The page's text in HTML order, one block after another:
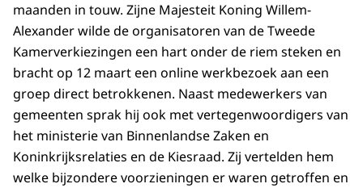
maanden in touw. Zijne Majesteit Koning Willem-
Alexander wilde de organisatoren van de Tweede
Kamerverkiezingen een hart onder de riem steken en
bracht op 12 maart een online werkbezoek aan een
groep direct betrokkenen. Naast medewerkers van
gemeenten sprak hij ook met vertegenwoordigers van
het ministerie van Binnenlandse Zaken en
Koninkrijksrelaties en de Kiesraad. Zij vertelden hem
welke bijzondere voorzieningen er waren getroffen en